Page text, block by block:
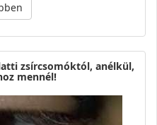
zsírcsomóktól, anélkül,
mennél!